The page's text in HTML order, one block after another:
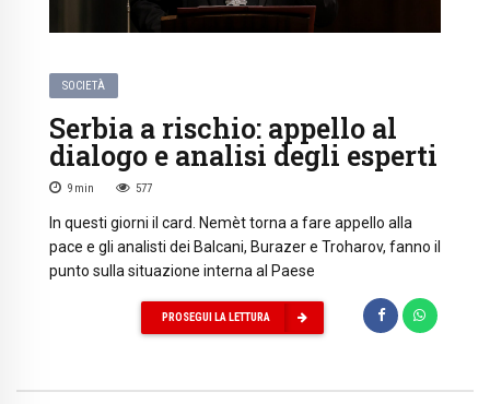
SOCIETÀ
Serbia a rischio: appello al
dialogo e analisi degli esperti
9 min 577
In questi giorni il card. Nemèt torna a fare appello alla
pace e gli analisti dei Balcani, Burazer e Troharov, fanno il
punto sulla situazione interna al Paese
PROSEGUI LA LETTURA